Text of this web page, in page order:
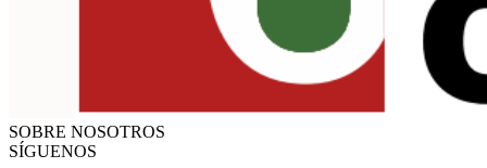
SOBRE NOSOTROS
SÍGUENOS